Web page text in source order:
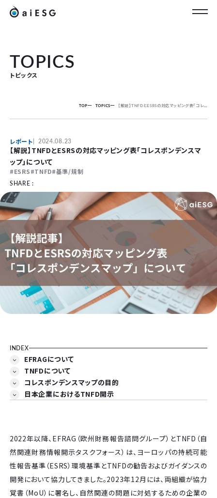
TOPICS
トピックス
TOP TOPICS 【解説】TNFDとESRSの対応マッピング表「コレスポンデンスマップ」について
レポート 2024.08.23
【解説】TNFDとESRSの対応マッピング表「コレスポンデンスマ
ップ」について
ESRS TNFD 基準/規制
SHARE :
INDEX
EFRAGについて
TNFDについて
コレスポンデンスマップの目的
日本企業におけるTNFD開示
2022年以降、EFRAG（欧州財務報告諮問グループ）とTNFD（自
然関連財務情報開示タスクフォース）は、ヨーロッパの持続可能
性報告基準（ESRS）環境基準とTNFDの勧告およびガイダンスの
開発において協力してきました。2023年12月には、両組織が協力
覚書（MoU）に署名し、自然関連の問題に対処するための企業の